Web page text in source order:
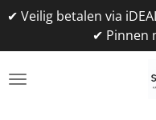
Ga
naar
de
✔ Veilig betalen via
✔ Pinnen